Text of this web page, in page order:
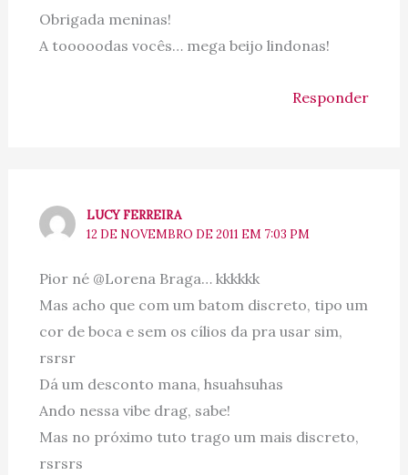
Obrigada meninas!
A tooooodas vocês… mega beijo lindonas!
Responder
LUCY FERREIRA
12 DE NOVEMBRO DE 2011 EM 7:03 PM
Pior né @Lorena Braga… kkkkkk
Mas acho que com um batom discreto, tipo um
cor de boca e sem os cílios da pra usar sim,
rsrsr
Dá um desconto mana, hsuahsuhas
Ando nessa vibe drag, sabe!
Mas no próximo tuto trago um mais discreto,
rsrsrs